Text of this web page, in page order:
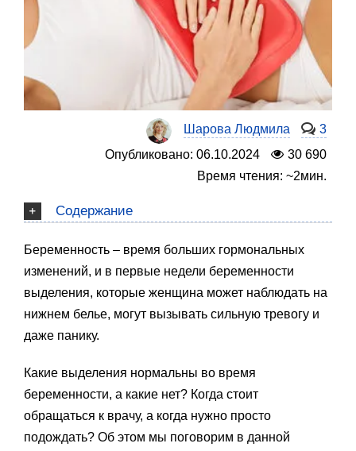
Шарова Людмила
3
Опубликовано: 06.10.2024
30 690
Время чтения: ~2мин.
Содержание
Беременность – время больших гормональных
изменений, и в первые недели беременности
выделения, которые женщина может наблюдать на
нижнем белье, могут вызывать сильную тревогу и
даже панику.
Какие выделения нормальны во время
беременности, а какие нет? Когда стоит
обращаться к врачу, а когда нужно просто
подождать? Об этом мы поговорим в данной